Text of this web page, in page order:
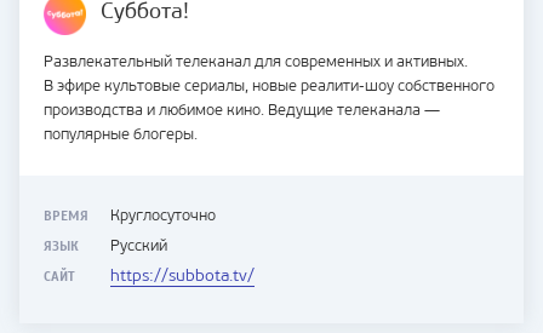
Суббота!
Развлекательный телеканал для современных и активных.
В эфире культовые сериалы, новые реалити-шоу собственного
производства и любимое кино. Ведущие телеканала —
популярные блогеры.
ВРЕМЯ Круглосуточно
ЯЗЫК Русский
САЙТ https://subbota.tv/